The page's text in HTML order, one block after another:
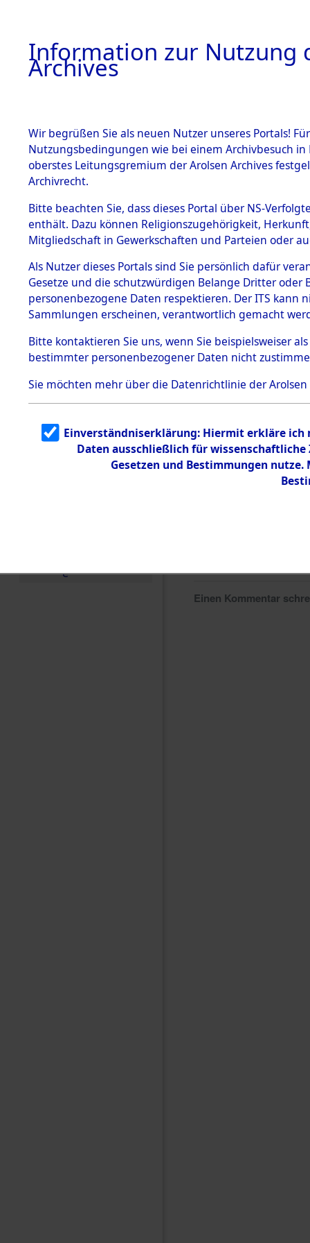
BESTÄNDE
1.
mente
5. Verschiedenes
5.3
Todesmärsche
5.3.1 Alliierte
Erhebungen
zu
Todesmärsch
en
5.3.2
g
5.3.3
Todesmärsch
e
Einen Kommentar
Information zur Nutzung
Archives
Wir begrüßen Sie als neuen Nutzer unseres Portals!
Nutzungsbedingungen wie bei einem Archivbesuch
oberstes Leitungsgremium der Arolsen Archives
Archivrecht.
Bitte beachten Sie, dass dieses Portal über NS-
enthält. Dazu können Religionszugehörigkeit,
Mitgliedschaft in Gewerkschaften und Parteien oder
Als Nutzer dieses Portals sind Sie persönlich dafür
Gesetze und die schutzwürdigen Belange Dritter
personenbezogene Daten respektieren. Der ITS
Sammlungen erscheinen, verantwortlich gemacht
Bitte kontaktieren Sie uns, wenn Sie beispielsweiser
bestimmter personenbezogener Daten nicht
Sie möchten mehr über die Datenrichtlinie der Arolsen
Einverständniserklärung: Hiermit erkläre ich
Daten ausschließlich für
Gesetzen und Bestimmungen